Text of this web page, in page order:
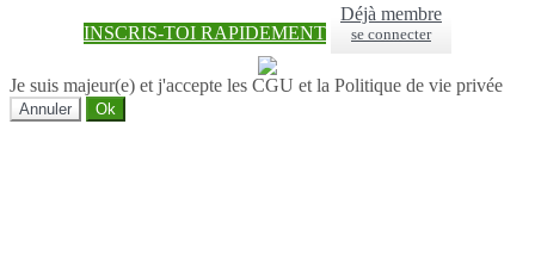
INSCRIS-TOI RAPIDEMENT
Déjà membre
se connecter
Je suis majeur(e) et j'accepte les CGU et la Politique de vie privée
Annuler Ok